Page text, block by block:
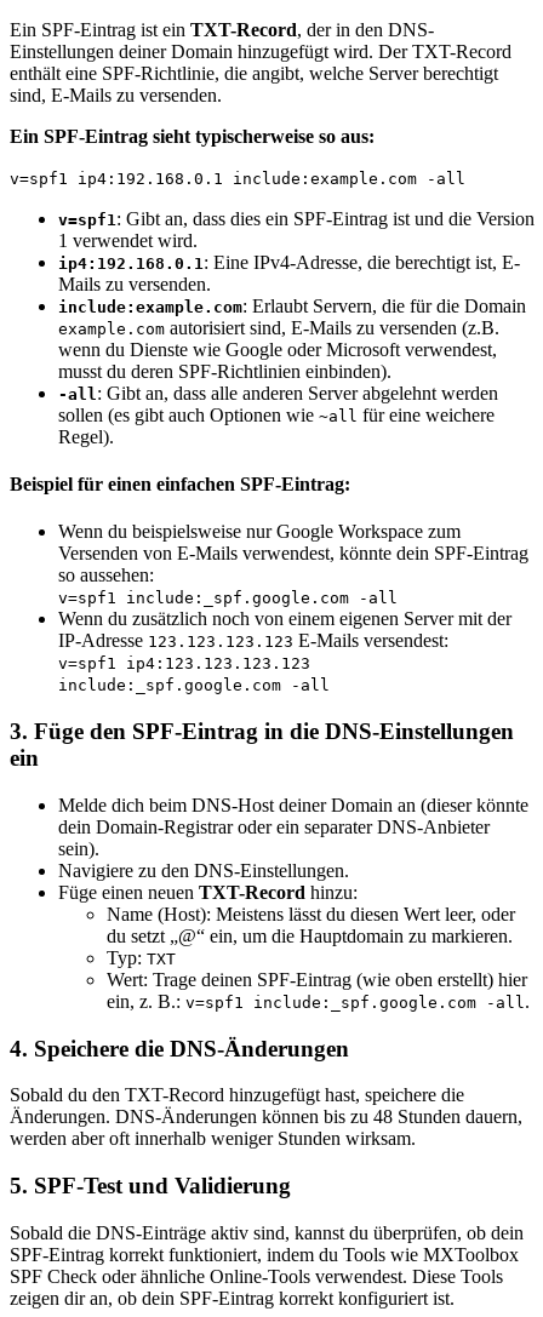
Ein SPF-Eintrag ist ein TXT-Record, der in den DNS-
Einstellungen deiner Domain hinzugefügt wird. Der TXT-Record
enthält eine SPF-Richtlinie, die angibt, welche Server berechtigt
sind, E-Mails zu versenden.
Ein SPF-Eintrag sieht typischerweise so aus:
v=spf1 ip4:192.168.0.1 include :example.com -all
v=spf1 : Gibt an, dass dies ein SPF-Eintrag ist und die Version
1 verwendet wird.
ip4:192.168.0.1 : Eine IPv4-Adresse, die berechtigt ist, E-
Mails zu versenden.
include:example.com: Erlaubt Servern, die für die Domain
example.com autorisiert sind, E-Mails zu versenden (z.B.
wenn du Dienste wie Google oder Microsoft verwendest,
musst du deren SPF-Richtlinien einbinden).
-all : Gibt an, dass alle anderen Server abgelehnt werden
sollen (es gibt auch Optionen wie ~all für eine weichere
Regel).
Beispiel für einen einfachen SPF-Eintrag:
Wenn du beispielsweise nur Google Workspace zum
Versenden von E-Mails verwendest, könnte dein SPF-Eintrag
so aussehen:
v=spf1 include :_spf.google.com -all
Wenn du zusätzlich noch von einem eigenen Server mit der
IP-Adresse 123.123.123.123 E-Mails versendest:
v=spf1 ip4:123.123.123.123
include :_spf.google.com -all
3. Füge den SPF-Eintrag in die DNS-Einstellungen
ein
Melde dich beim DNS-Host deiner Domain an (dieser könnte
dein Domain-Registrar oder ein separater DNS-Anbieter
sein).
Navigiere zu den DNS-Einstellungen.
Füge einen neuen TXT-Record hinzu:
Name (Host): Meistens lässt du diesen Wert leer, oder
du setzt „@“ ein, um die Hauptdomain zu markieren.
Typ: TXT
Wert: Trage deinen SPF-Eintrag (wie oben erstellt) hier
ein, z. B.: v=spf1 include:_spf.google.com -all .
4. Speichere die DNS-Änderungen
Sobald du den TXT-Record hinzugefügt hast, speichere die
Änderungen. DNS-Änderungen können bis zu 48 Stunden dauern,
werden aber oft innerhalb weniger Stunden wirksam.
5. SPF-Test und Validierung
Sobald die DNS-Einträge aktiv sind, kannst du überprüfen, ob dein
SPF-Eintrag korrekt funktioniert, indem du Tools wie MXToolbox
SPF Check oder ähnliche Online-Tools verwendest. Diese Tools
zeigen dir an, ob dein SPF-Eintrag korrekt konfiguriert ist.